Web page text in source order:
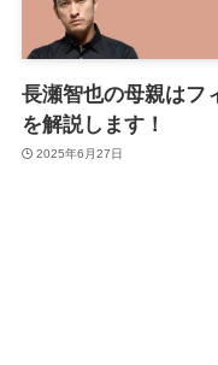
長瀬智也の母親はフ
を解説します！
2025年6月27日